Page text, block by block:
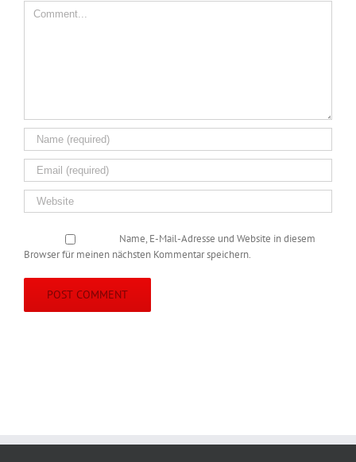
Comment
Name, E-Mail-Adresse und Website in diesem
Browser für meinen nächsten Kommentar speichern.